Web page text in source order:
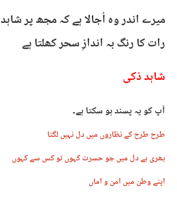
میرے اندر وہ اُجالا ہے کہ مجھ پر شاہد
رات کا رنگ بہ اندازِ سحر کھلتا ہے
شاہد ذکی
آپ کو یہ پسند ہو سکتا ہے۔
طرح طرح کے نظاروں میں دل نہیں لگتا
بھری ہے دل میں جو حسرت کہوں تو کس سے کہوں
اپنے وطن میں امن و اماں